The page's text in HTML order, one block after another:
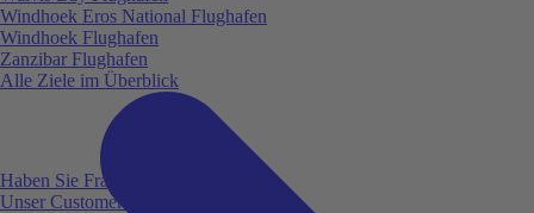
Haben Sie Fragen?
Unser Customer Service ist für Sie da!
Windhoek Eros National Flughafen
Windhoek Flughafen
Zanzibar Flughafen
Alle Ziele im Überblick